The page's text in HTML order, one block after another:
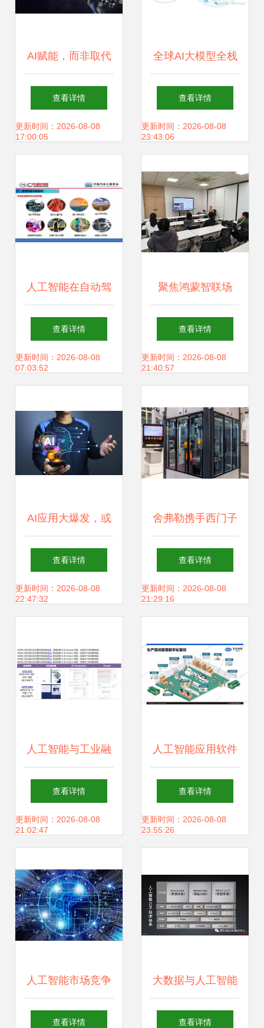
AI赋能，而非取代
软件测试在人工智
能时代的价值与演
查看详情
更新时间：2026-08-08
17:00:05
全球AI大模型全栈
技术研究报告2024
人工智能应用软件
业实践
查看详情
更新时间：2026-08-08
23:43:06
人工智能在自动驾
驶开发中的应用与
软件开发挑战
查看详情
更新时间：2026-08-08
07:03:52
聚焦鸿蒙智联场
景，深化产教融合
新篇——“智慧教
会议侧记
查看详情
更新时间：2026-08-08
21:40:57
AI应用大爆发，或
许只是刚刚开始！
查看详情
更新时间：2026-08-08
22:47:32
舍弗勒携手西门子
深化人工智能合
作，共拓工业软件
查看详情
更新时间：2026-08-08
21:29:16
人工智能与工业融
合 第六届AIITA
2026引领应用软件
查看详情
更新时间：2026-08-08
21:02:47
人工智能应用软件
开发 赋能中国制
造，探索智能工厂
查看详情
更新时间：2026-08-08
23:55:26
人工智能市场竞争
白热化 核心玩家产
查看详情
大数据与人工智能
时代的GIS软件与
查看详情